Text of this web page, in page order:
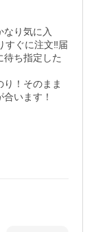
なり気に入
待ち指定した
！そのまま
います！